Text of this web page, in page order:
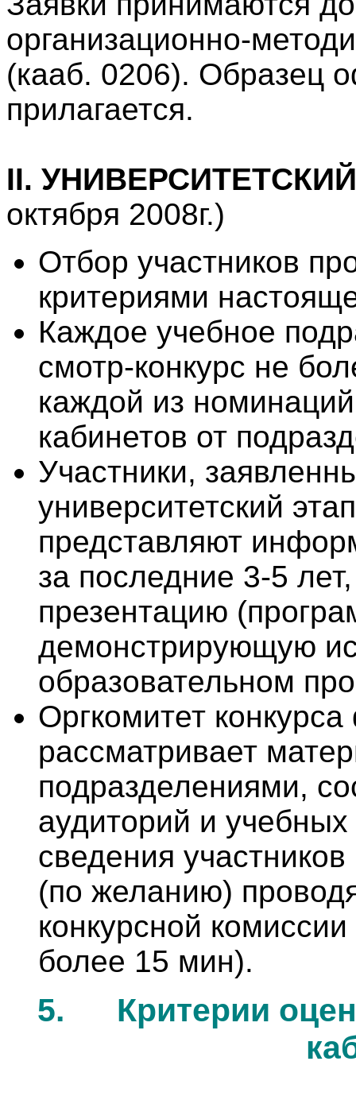
организационно-
(кааб. 0206). Образец
прилагается.
II.
октября 2008г.)
Отбор участников
критериями
Каждое учебное
смотр-конкурс не
каждой из
кабинетов от
Участники,
университетский
представляют
за последние 3-5
презентацию
демонстрирующую
образовательном
Оргкомитет
рассматривает
подразделениями,
аудиторий и
сведения
(по желанию)
конкурсной
более 15 мин).
5. Критерии